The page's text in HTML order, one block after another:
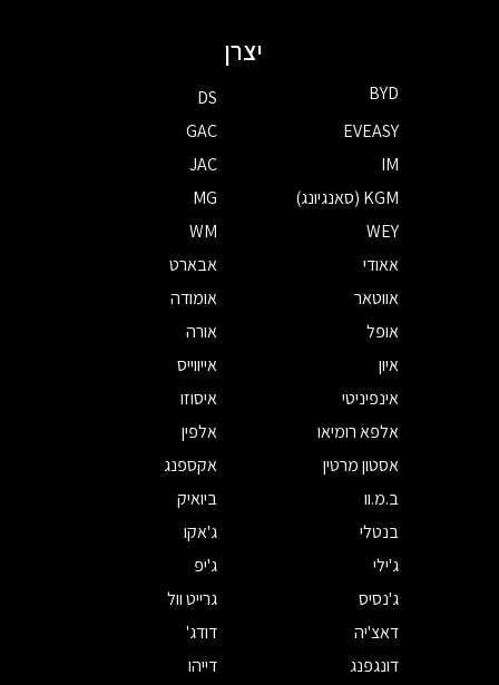
יצרן
BYD
DS
EVEASY
GAC
IM
JAC
KGM (סאנגיונג)
MG
WEY
WM
אאודי
אבארט
אווטאר
אומודה
אופל
אורה
איון
אייווייס
אינפיניטי
איסוזו
אלפא רומיאו
אלפין
אסטון מרטין
אקספנג
ב.מ.וו
ביואיק
בנטלי
ג'אקו
ג'ילי
ג'יפ
ג'נסיס
גרייט וול
דאצ'יה
דודג'
דונגפנג
דייהו